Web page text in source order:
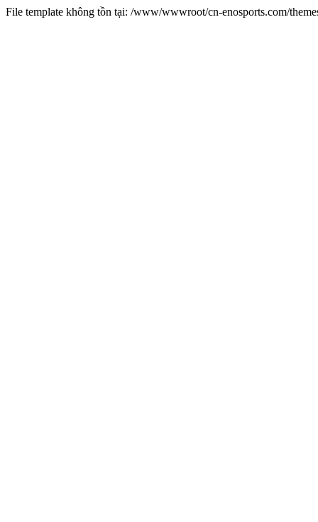
File template không tồn tại: /www/wwwroot/cn-enosports.com/